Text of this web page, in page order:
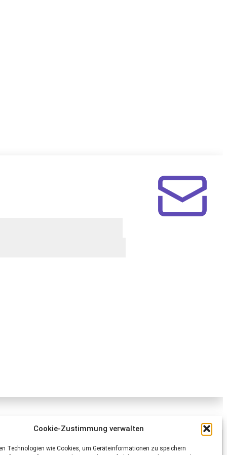
Cookie-Zustimmung verwalten
Technologien wie Cookies, um Geräteinformationen zu speichern
Schweizer Tierschutz STS